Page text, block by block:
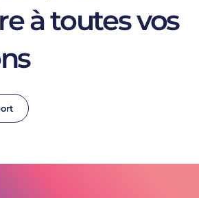
à toutes vos